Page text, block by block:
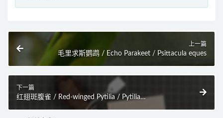
上一篇
毛里求斯鹦鹉 / Echo Parakeet / Psittacula eques
下一篇
红翅斑腹雀 / Red-winged Pytilia / Pytilia